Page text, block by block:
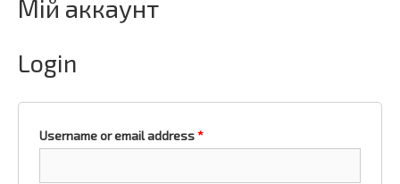
Мій аккаунт
Login
Username or email address*